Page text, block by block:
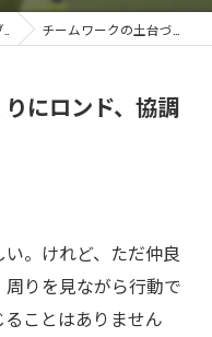
チームワークの土台づくりにロンド、協調性はこう育つ
にロンド、協調
。けれど、ただ仲良
りを見ながら行動で
ことはありません